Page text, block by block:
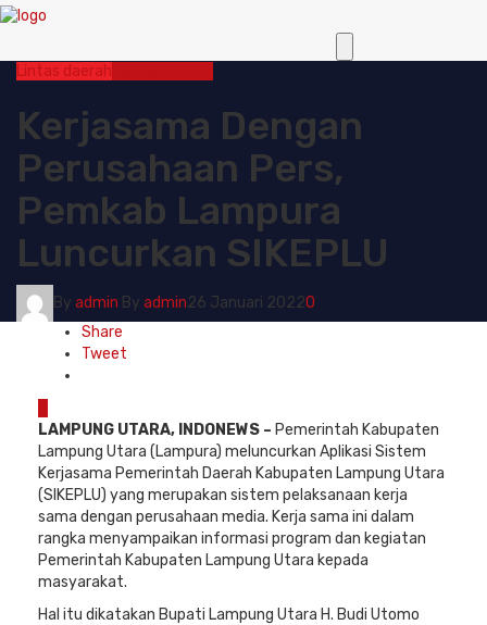
Lintas daerah
Kerjasama Dengan
Perusahaan Pers,
Pemkab Lampura
Luncurkan SIKEPLU
By admin By admin26 Januari 20220
Share
Tweet
LAMPUNG UTARA, INDONEWS – Pemerintah Kabupaten
Lampung Utara (Lampura) meluncurkan Aplikasi Sistem
Kerjasama Pemerintah Daerah Kabupaten Lampung Utara
(SIKEPLU) yang merupakan sistem pelaksanaan kerja
sama dengan perusahaan media. Kerja sama ini dalam
rangka menyampaikan informasi program dan kegiatan
Pemerintah Kabupaten Lampung Utara kepada
masyarakat.
Hal itu dikatakan Bupati Lampung Utara H. Budi Utomo